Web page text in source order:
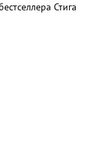
Стига